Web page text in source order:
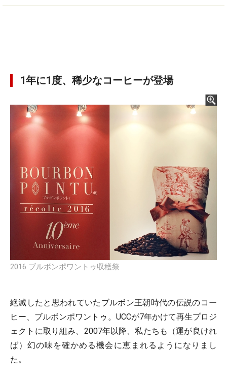
1年に1度、稀少なコーヒーが登場
2016 ブルボンポワントゥ収穫祭
絶滅したと思われていたブルボン王朝時代の伝説のコー
ヒー、ブルボンポワントゥ。UCCが7年かけて再生プロジ
ェクトに取り組み、2007年以降、私たちも（運が良けれ
ば）幻の味を確かめる機会に恵まれるようになりまし
た。